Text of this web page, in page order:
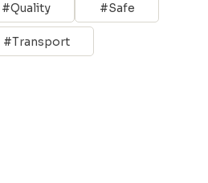
Quality Safe
Transport